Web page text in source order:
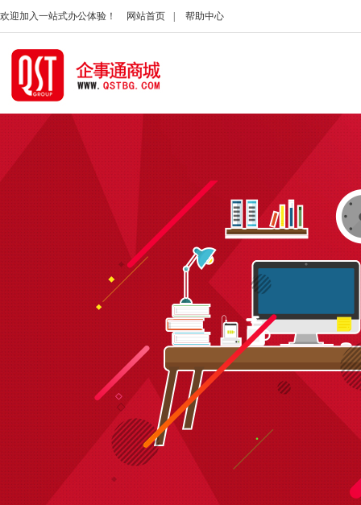
欢迎加入一站式办公体验！ 网站首页 帮助中心